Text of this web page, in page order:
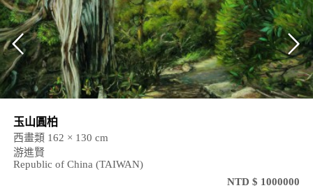
玉山圓柏
西畫類 162 × 130 cm
游進賢
Republic of China (TAIWAN)
NTD $ 1000000